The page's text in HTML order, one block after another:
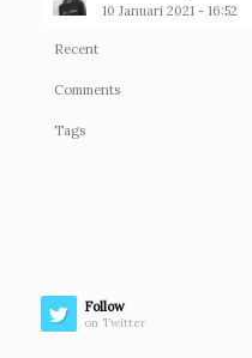
10 Januari 2021 - 16:52
Recent
Comments
Tags
Follow
on Twitter